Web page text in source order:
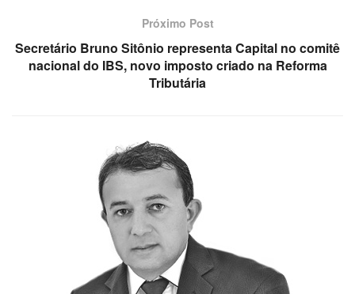
Próximo Post
Secretário Bruno Sitônio representa Capital no comitê
nacional do IBS, novo imposto criado na Reforma
Tributária